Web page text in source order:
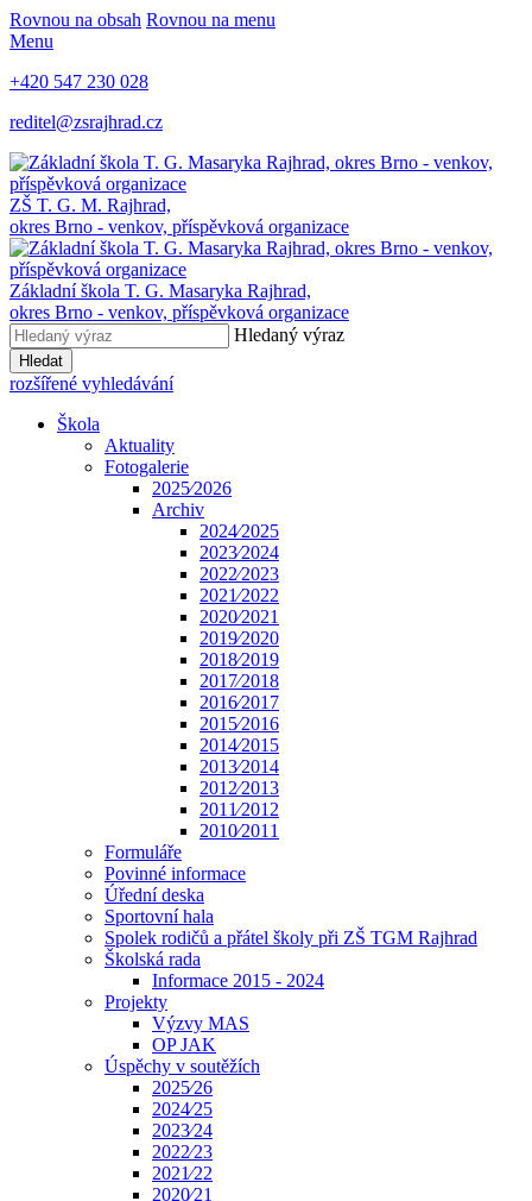
Rovnou na obsah Rovnou na menu
Menu
+420 547 230 028
reditel@zsrajhrad.cz
ZŠ T. G. M. Rajhrad,
okres Brno - venkov, příspěvková organizace
Základní škola T. G. Masaryka Rajhrad,
okres Brno - venkov, příspěvková organizace
Hledaný výraz
Hledat
rozšířené vyhledávání
Škola
Aktuality
Fotogalerie
2025⁄2026
Archiv
2024⁄2025
2023⁄2024
2022⁄2023
2021⁄2022
2020⁄2021
2019⁄2020
2018⁄2019
2017⁄2018
2016⁄2017
2015⁄2016
2014⁄2015
2013⁄2014
2012⁄2013
2011⁄2012
2010⁄2011
Formuláře
Povinné informace
Úřední deska
Sportovní hala
Spolek rodičů a přátel školy při ZŠ TGM Rajhrad
Školská rada
Informace 2015 - 2024
Projekty
Výzvy MAS
OP JAK
Úspěchy v soutěžích
2025⁄26
2024⁄25
2023⁄24
2022⁄23
2021⁄22
2020⁄21